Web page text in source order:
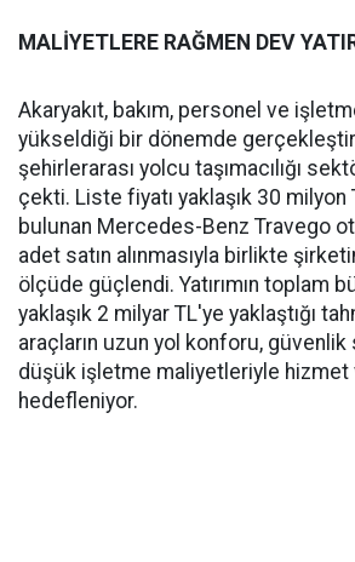
MALİYETLERE RAĞMEN DEV
Akaryakıt, bakım, personel ve
yükseldiği bir dönemde
şehirlerarası yolcu taşımacılığı
çekti. Liste fiyatı yaklaşık 30
bulunan Mercedes-Benz Travego
adet satın alınmasıyla birlikte
ölçüde güçlendi. Yatırımın toplam
yaklaşık 2 milyar TL'ye yaklaştığı
araçların uzun yol konforu,
düşük işletme maliyetleriyle hizmet
hedefleniyor.